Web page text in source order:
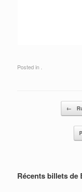
Posted in .
←
Récents billets de